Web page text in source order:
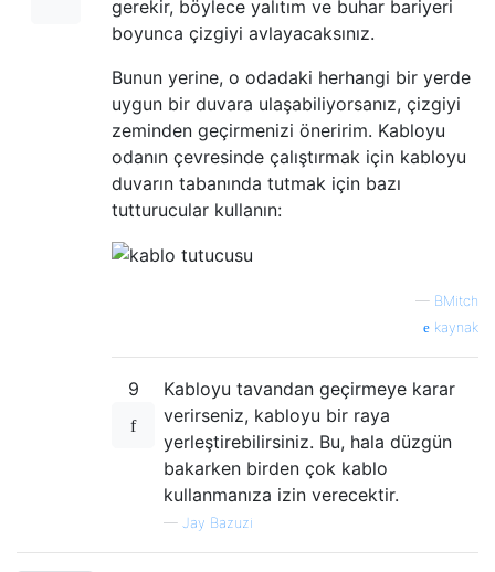
gerekir, böylece yalıtım ve buhar bariyeri
boyunca çizgiyi avlayacaksınız.
Bunun yerine, o odadaki herhangi bir yerde
uygun bir duvara ulaşabiliyorsanız, çizgiyi
zeminden geçirmenizi öneririm. Kabloyu
odanın çevresinde çalıştırmak için kabloyu
duvarın tabanında tutmak için bazı
tutturucular kullanın:
— BMitch
kaynak
9
Kabloyu tavandan geçirmeye karar
verirseniz, kabloyu bir raya
yerleştirebilirsiniz. Bu, hala düzgün
bakarken birden çok kablo
kullanmanıza izin verecektir.
— Jay Bazuzi